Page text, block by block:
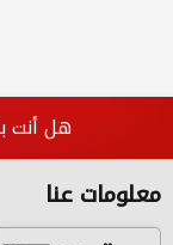
هل أنت
معلومات عنا